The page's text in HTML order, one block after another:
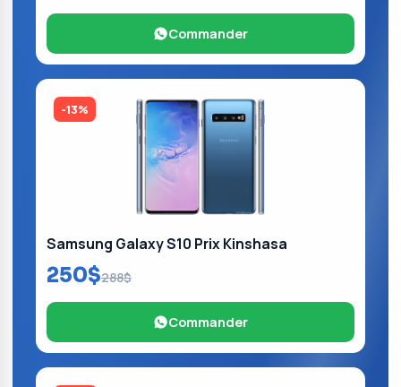
Commander
-13%
Samsung Galaxy S10 Prix Kinshasa
250$288$
Commander